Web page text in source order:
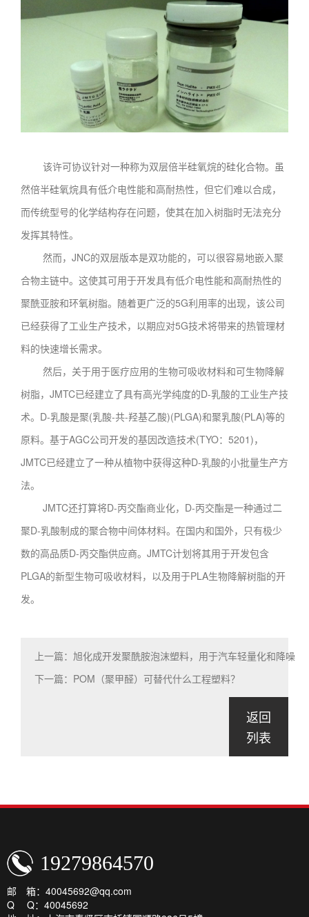
该许可协议针对一种称为双层倍半硅氧烷的硅化合物。虽
然倍半硅氧烷具有低介电性能和高耐热性，但它们难以合成，
而传统型号的化学结构存在问题，使其在加入树脂时无法充分
发挥其特性。
然而，JNC的双层版本是双功能的，可以很容易地嵌入聚
合物主链中。这使其可用于开发具有低介电性能和高耐热性的
聚酰亚胺和环氧树脂。随着更广泛的5G利用率的出现，该公司
已经获得了工业生产技术，以期应对5G技术将带来的热管理材
料的快速增长需求。
然后，关于用于医疗应用的生物可吸收材料和可生物降解
树脂，JMTC已经建立了具有高光学纯度的D-乳酸的工业生产技
术。D-乳酸是聚(乳酸-共-羟基乙酸)(PLGA)和聚乳酸(PLA)等的
原料。基于AGC公司开发的基因改造技术(TYO：5201)，
JMTC已经建立了一种从植物中获得这种D-乳酸的小批量生产方
法。
JMTC还打算将D-丙交酯商业化，D-丙交酯是一种通过二
聚D-乳酸制成的聚合物中间体材料。在国内和国外，只有极少
数的高品质D-丙交酯供应商。JMTC计划将其用于开发包含
PLGA的新型生物可吸收材料，以及用于PLA生物降解树脂的开
发。
上一篇：旭化成开发聚酰胺泡沫塑料，用于汽车轻量化和降噪
下一篇：POM（聚甲醛）可替代什么工程塑料？
返回
列表
19279864570
邮 箱：40045692@qq.com
Q Q：40045692